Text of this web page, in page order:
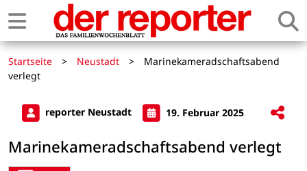
Startseite > Neustadt >
Marinekameradschaftsabend
verlegt
reporter Neustadt 19. Februar 2025
Marinekameradschaftsabend verlegt